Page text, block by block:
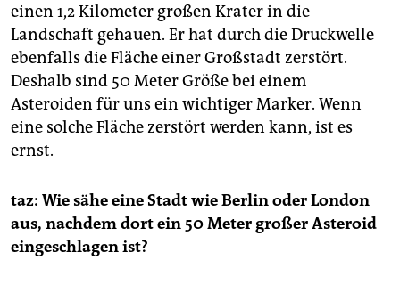
einen 1,2 Kilometer großen Krater in die
Landschaft gehauen. Er hat durch die Druckwelle
ebenfalls die Fläche einer Großstadt zerstört.
Deshalb sind 50 Meter Größe bei einem
Asteroiden für uns ein wichtiger Marker. Wenn
eine solche Fläche zerstört werden kann, ist es
ernst.
taz: Wie sähe eine Stadt wie Berlin oder London
aus, nachdem dort ein 50 Meter großer Asteroid
eingeschlagen ist?